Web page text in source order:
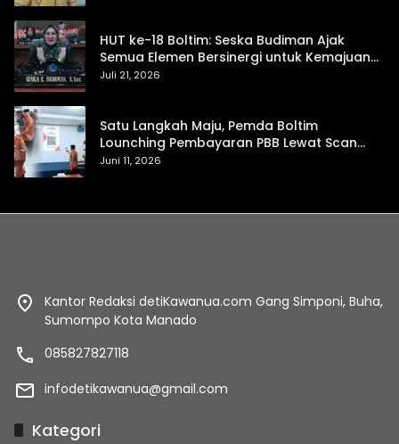
HUT ke-18 Boltim: Seska Budiman Ajak
Semua Elemen Bersinergi untuk Kemajuan
Daerah
Juli 21, 2026
Satu Langkah Maju, Pemda Boltim
Lounching Pembayaran PBB Lewat Scan
Qris
Juni 11, 2026
Kantor Redaksi detiKawanua.com Gang Simponi, Buha,
Sumompo Kota Manado
085827827118
infodetikawanua@gmail.com
Kategori